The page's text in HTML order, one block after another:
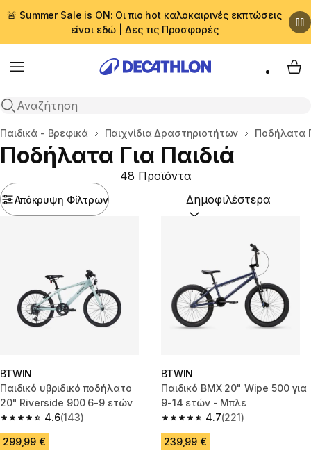
🚨 Summer Sale is ON: Οι πιο hot καλοκαιρινές εκπτώσεις
είναι εδώ | Δες τις Προσφορές
Menu
Αναζήτηση
My
Αρχική σελίδα
Παιδικά - Βρεφικά Παιχνίδια Δραστηριοτήτων Ποδήλατα
Ποδήλατα Για Παιδιά
Απόκρυψη Φίλτρων
48 Προϊόντα
Ταξινόμηση κατά:
BTWIN
Παιδικό υβριδικό ποδήλατο
20" Riverside 900 6-9 ετών
4.6
4.6 out of 5 stars from 143 reviews
(143)
299,99 €
BTWIN
Παιδικό BMX 20" Wipe 500 για
9-14 ετών - Μπλε
4.7
4.7 out of 5 stars from 221
(221)
239,99 €